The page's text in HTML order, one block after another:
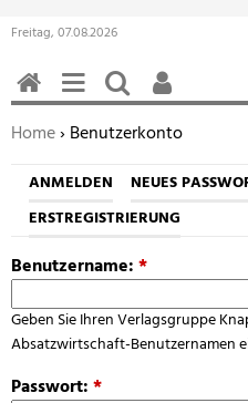
Freitag, 07.08.2026
Sie befinden sich hier:
Home› Benutzerkonto
ANMELDEN
NEUES
ERSTREGISTRIERUNG
Benutzername:*
Geben Sie Ihren Verlagsgruppe
Absatzwirtschaft-Benutzernamen
Passwort:*
HOMEMENÜSUCHEN